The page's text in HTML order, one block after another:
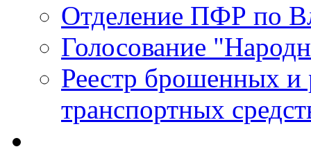
Отделение ПФР по
Голосование
Реестр брошенных и
транспортных